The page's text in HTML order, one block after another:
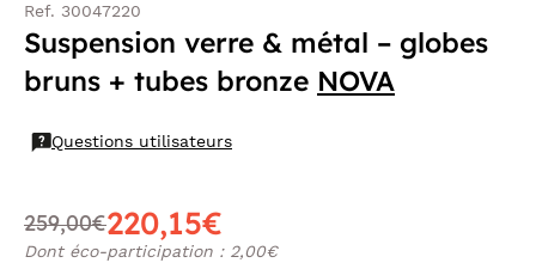
Ref. 30047220
Suspension verre & métal – globes
bruns + tubes bronze NOVA
Questions utilisateurs
259,00€220,15€
Dont éco-participation : 2,00€